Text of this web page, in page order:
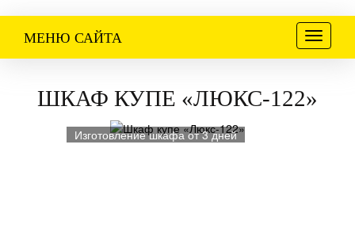
Меню
МЕНЮ САЙТА
ШКАФ КУПЕ «ЛЮКС-122»
Изготовление шкафа от 3 дней